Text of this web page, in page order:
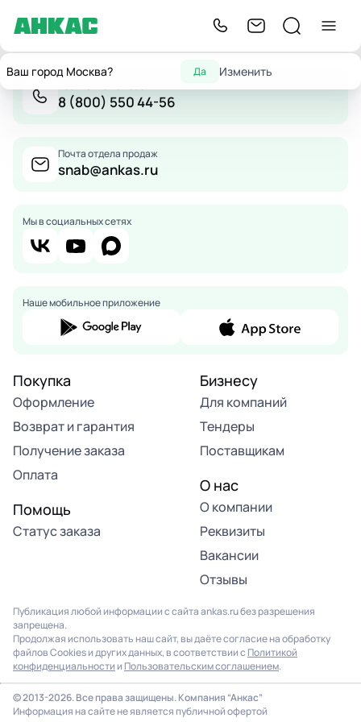
Ваш город Москва? Да Изменить
8 (800) 550 44-56
Почта отдела продаж
snab@ankas.ru
Мы в социальных сетях
Наше мобильное приложение
Покупка
Оформление
Возврат и гарантия
Получение заказа
Оплата
Помощь
Статус заказа
Бизнесу
Для компаний
Тендеры
Поставщикам
О нас
О компании
Реквизиты
Вакансии
Отзывы
Публикация любой информации с сайта ankas.ru без разрешения
запрещена.
Продолжая использовать наш сайт, вы даёте согласие на обработку
файлов Cookies и других данных, в соответствии с Политикой
конфиденциальности и Пользовательским соглашением.
© 2013-2026. Все права защищены. Компания “Анкас”
Информация на сайте не является публичной офертой